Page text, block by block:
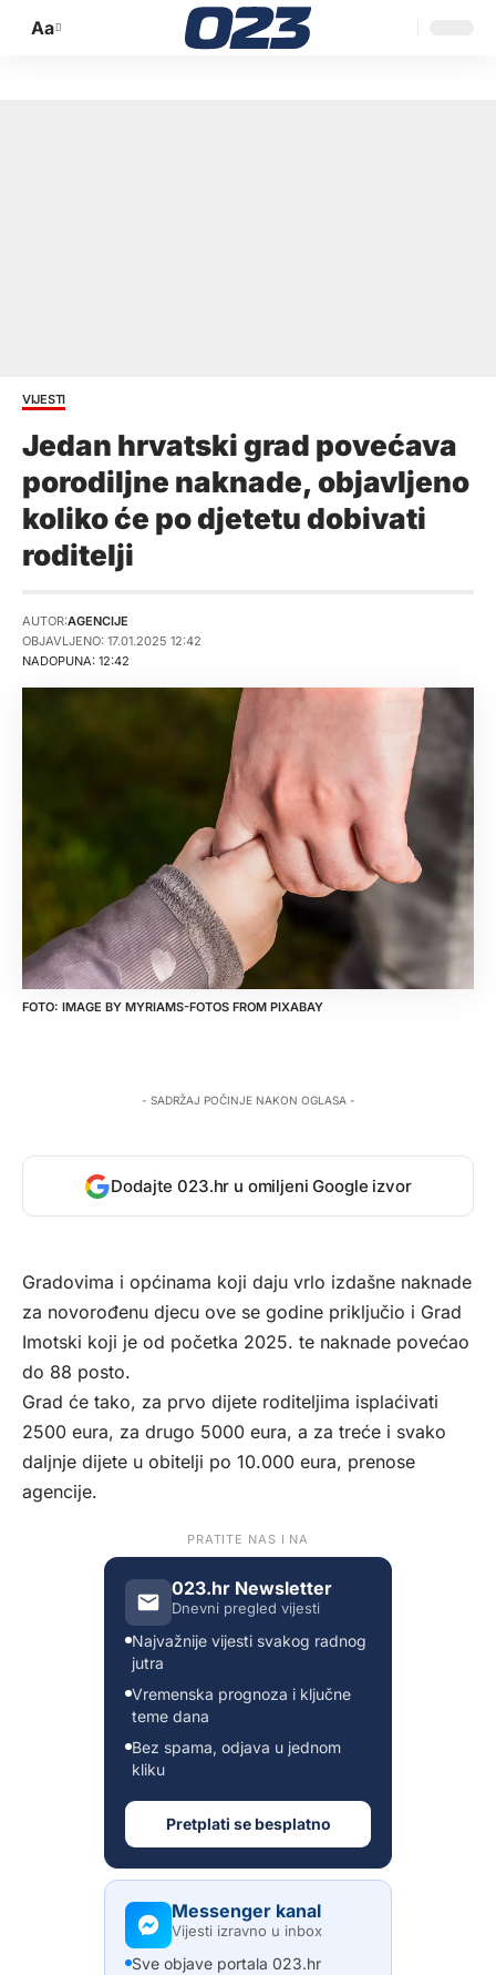
Promijeni
Aa
VIJESTI
Jedan hrvatski grad povećava
porodiljne naknade, objavljeno
koliko će po djetetu dobivati
roditelji
NADOPUNA: 12:42
AUTOR:AGENCIJE
OBJAVLJENO: 17.01.2025 12:42
IMAGE BY MYRIAMS-FOTOS FROM PIXABAY
- SADRŽAJ POČINJE NAKON OGLASA -
Dodajte 023.hr u omiljeni Google izvor
Gradovima i općinama koji daju vrlo izdašne naknade
za novorođenu djecu ove se godine priključio i Grad
Imotski koji je od početka 2025. te naknade povećao
do 88 posto.
Grad će tako, za prvo dijete roditeljima isplaćivati
2500 eura, za drugo 5000 eura, a za treće i svako
daljnje dijete u obitelji po 10.000 eura, prenose
agencije.
PRATITE NAS I NA
023.hr Newsletter
Dnevni pregled vijesti
Najvažnije vijesti svakog radnog
jutra
Vremenska prognoza i ključne
teme dana
Bez spama, odjava u jednom
kliku
Pretplati se besplatno
Messenger kanal
Vijesti izravno u inbox
Sve objave portala 023.hr